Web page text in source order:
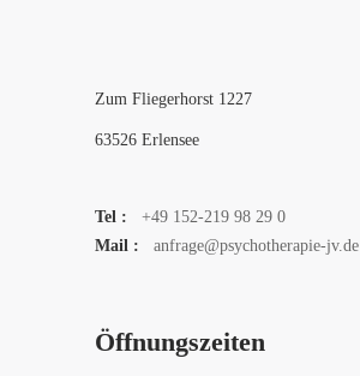
Zum Fliegerhorst 1227
63526 Erlensee
Tel :
+49 152-219 98 29 0
Mail :
anfrage@psychotherapie-jv.de
Öffnungszeiten